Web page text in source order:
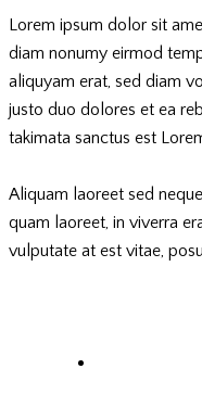
Lorem ipsum dolor sit
diam nonumy eirmod
aliquyam erat, sed diam
justo duo dolores et ea
takimata sanctus est
Aliquam laoreet sed
quam laoreet, in viverra
vulputate at est vitae,